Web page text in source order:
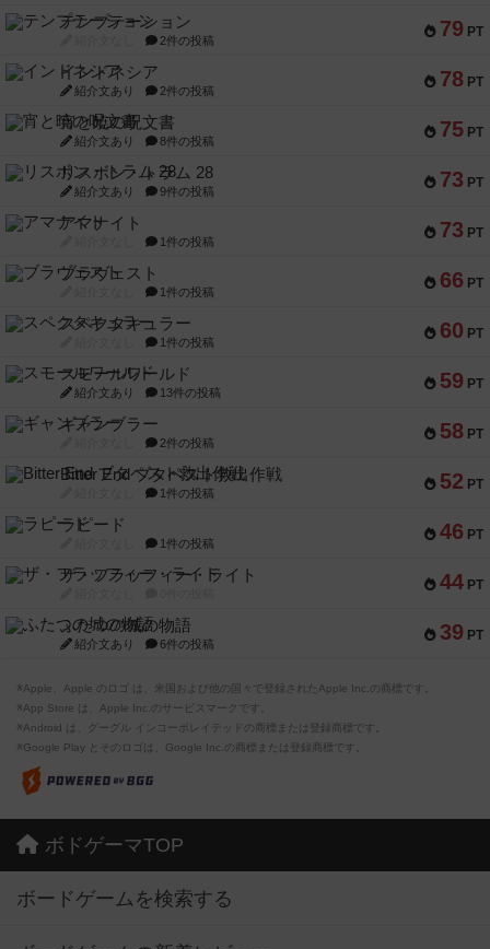
79 PT
テンプテーション
2件の投稿
78 PT
インドネシア
紹介文あり 2件の投稿
75 PT
宵と暁の呪文書
紹介文あり 8件の投稿
73 PT
リスボン・トラム 28
紹介文あり 9件の投稿
73 PT
アマナイト
1件の投稿
66 PT
ブラヴェスト
1件の投稿
60 PT
スペクタキュラー
1件の投稿
59 PT
スモールワールド
紹介文あり 13件の投稿
58 PT
ギャンブラー
2件の投稿
52 PT
Bitter End ブタペスト救出作戦
1件の投稿
46 PT
ラピード
1件の投稿
44 PT
ザ・フラッフィー・ライト
39 PT
ふたつの城の物語
紹介文あり 6件の投稿
※Apple、Apple のロゴ は、米国および他の国々で登録されたApple Inc.の商標です。
※App Store は、Apple Inc.のサービスマークです。
※Android は、グーグル インコーポレイテッドの商標または登録商標です。
※Google Play とそのロゴは、Google Inc.の商標または登録商標です。
ボドゲーマTOP
ボードゲームを検索する